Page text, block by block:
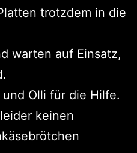
trotzdem in die
warten auf Einsatz,
Olli für die Hilfe.
keinen